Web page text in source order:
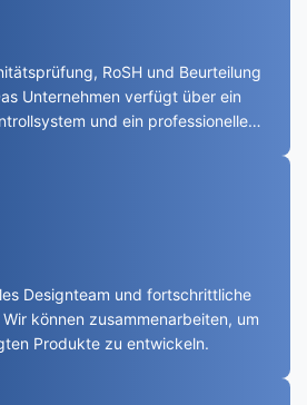
RoSH und Beurteilung
Unternehmen verfügt über ein
und ein professionelles
Designteam und fortschrittliche
können zusammenarbeiten, um
Produkte zu entwickeln.